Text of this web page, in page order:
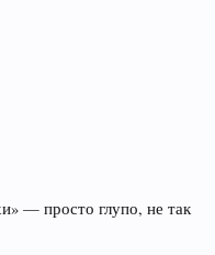
— просто глупо, не так